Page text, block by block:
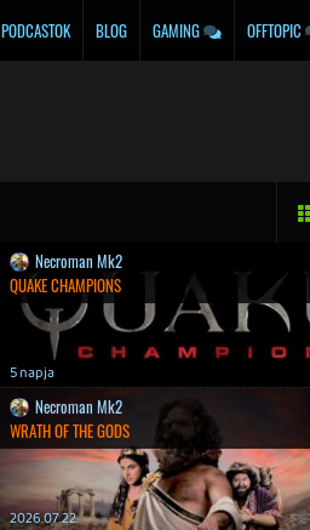
PODCASTOK BLOG GAMING OFFTOPIC
Necroman Mk2
QUAKE CHAMPIONS
5 napja
Necroman Mk2
WRATH OF THE GODS
2026.07.22.